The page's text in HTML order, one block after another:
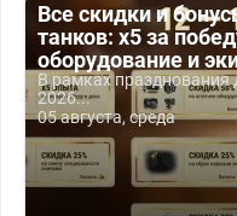
Все скидки и
танков: x5 за
оборудование и
В рамках
2026...
05 августа, среда